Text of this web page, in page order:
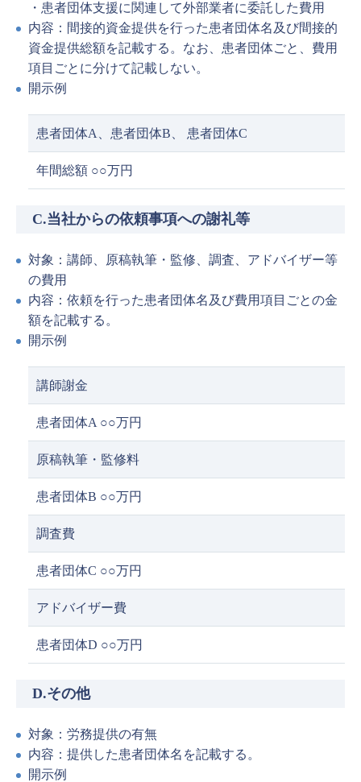
・患者団体支援に関連して外部業者に委託した費用
内容：間接的資金提供を行った患者団体名及び間接的
資金提供総額を記載する。なお、患者団体ごと、費用
項目ごとに分けて記載しない。
開示例
患者団体A、患者団体B、 患者団体C
年間総額 ○○万円
C.当社からの依頼事項への謝礼等
対象：講師、原稿執筆・監修、調査、アドバイザー等
の費用
内容：依頼を行った患者団体名及び費用項目ごとの金
額を記載する。
開示例
講師謝金
患者団体A ○○万円
原稿執筆・監修料
患者団体B ○○万円
調査費
患者団体C ○○万円
アドバイザー費
患者団体D ○○万円
D.その他
対象：労務提供の有無
内容：提供した患者団体名を記載する。
開示例